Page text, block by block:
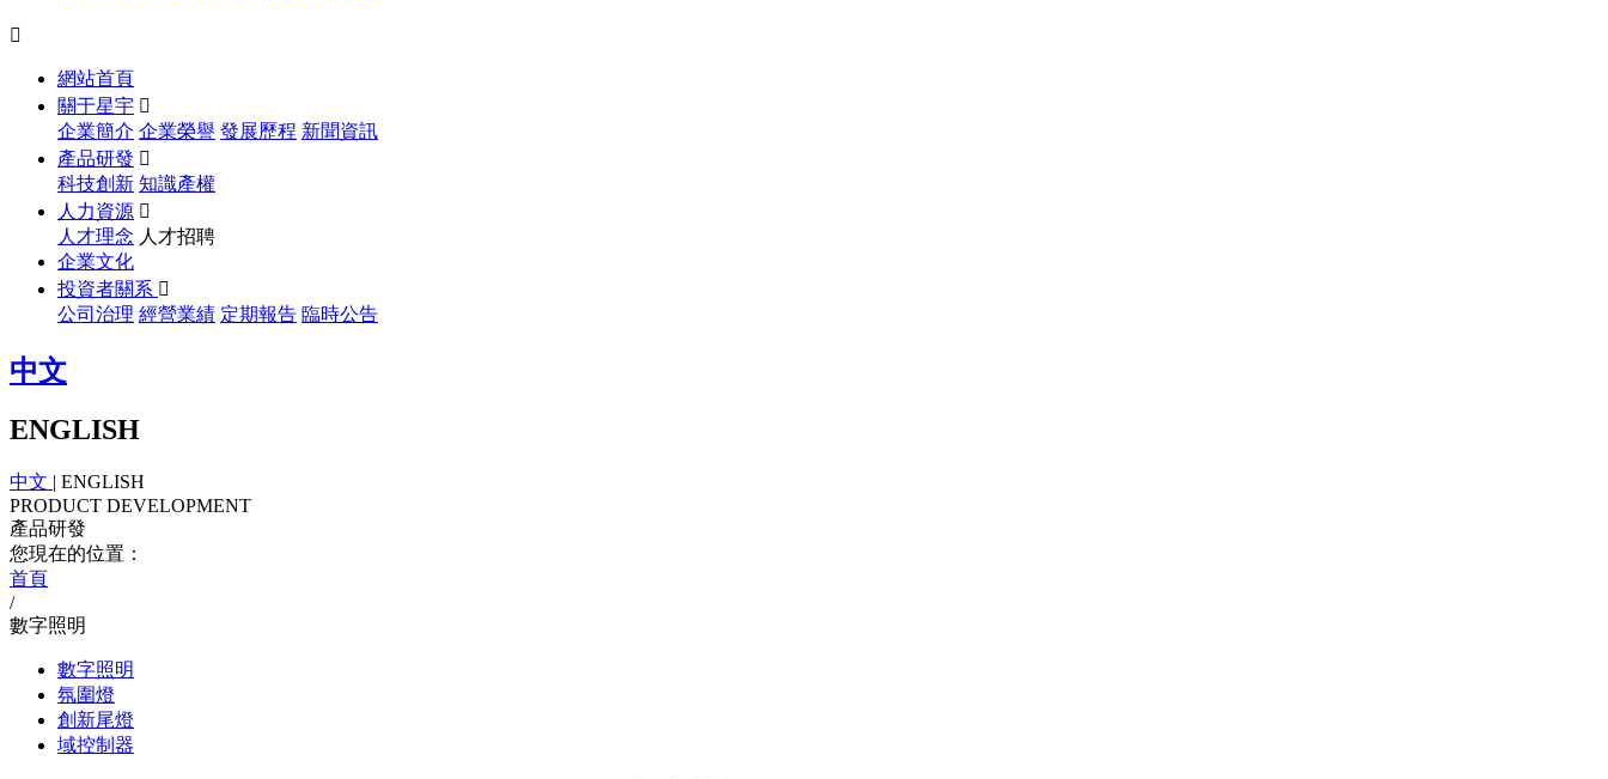

網站首頁
關于星宇 
企業簡介 企業榮譽 發展歷程 新聞資訊
產品研發 
科技創新 知識產權
人力資源 
人才理念 人才招聘
企業文化
投資者關系 
公司治理 經營業績 定期報告 臨時公告
中文
ENGLISH
中文 | ENGLISH
PRODUCT DEVELOPMENT
產品研發
您現在的位置：
首頁
/
數字照明
數字照明
氛圍燈
創新尾燈
域控制器